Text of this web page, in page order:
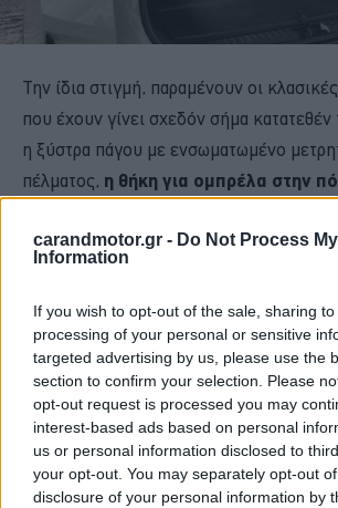
carandmotor.gr - Do Not Process
Information
If you wish to opt-out of the sale, sharing
processing of your personal or sensitive
targeted advertising by us, please use the
section to confirm your selection. Please
opt-out request is processed you may
interest-based ads based on personal
us or personal information disclosed to
your opt-out. You may separately opt-out
disclosure of your personal information by
Την ίδια στιγμή, παραμένουν οι
που έχουν γίνει σχεδόν σήμα
η ξύστρα πάγου με ενσωματωμένο
πέλματος, η θήκη για ομπρέλα στην
σταθεροποίηση αντικειμένων στο
Σημαντική είναι κιη λειτουργία V2L,
στο Elroq να λειτουργεί ως κινητή
Μέσω ειδικού αντάπτορα από την
μέσω πρίζας 230V στο εσωτερικό, το
να τροφοδοτήσει εξωτερικές
laptop, καφετιέρα ή εξοπλισμό κάμπινγκ.